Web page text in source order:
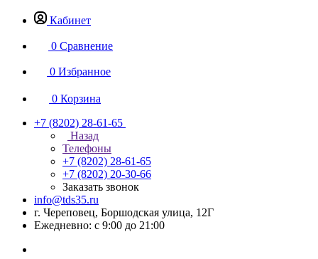
Кабинет
0 Сравнение
0 Избранное
0 Корзина
+7 (8202) 28‑61-65
Назад
Телефоны
+7 (8202) 28‑61-65
+7 (8202) 20‑30-66
Заказать звонок
info@tds35.ru
г. Череповец, Боршодская улица, 12Г
Ежедневно: с 9:00 до 21:00